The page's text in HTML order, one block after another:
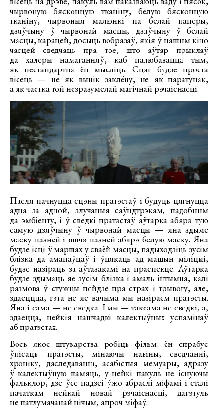
чырвоную бясконцую тканіну, белую бясконцую
тканіну, чырвоныя малюнкі па белай паперы,
дзяўчыну ў чырвонай масцы, дзяўчыну ў белай
масцы, карацей, досыць вобразаў, якія ў нашым кіно
часцей сведчаць пра тое, што аўтар прыклаў
да халеры намаганняў, каб палюбавацца тым,
як нестандартна ён мысліць. Сцяг будзе проста
вісець — не як вынік заклёну, не як паратунак,
а як частка той незразумелай магічнай рэчаіснасці.
Пасля пачнуцца сцэны пратэстаў і будуць цягнуцца
адна за адной, злучаныя саўндтрэкам, падобным
да эмбіенту, і ў сведкі пратэстаў аўтарка абярэ тую
самую дзяўчыну ў чырвонай масцы — яна здыме
маску пазней і яшчэ пазней абярэ белую маску. Яна
будзе ісці ў маршах у сваёй масцы, падыходзіць зусім
блізка да амапаўцаў і ўцякаць ад машын міліцыі,
будзе назіраць за аўтазакамі на праспекце. Аўтарка
будзе здымаць яе зусім блізка і амаль інтымна, калі
размова ў стужцы пойдзе пра страх і трывогу, але,
здаеццца, гэта не яе вачыма мы назіраем пратэсты.
Яна і сама — не сведка. І мы — таксама не сведкі, а,
здаецца, нейкія нашчадкі калектыўных успамінаў
аб пратэстах.
Вось якое штукарства робіць фільм: ён спрабуе
ўпісаць пратэсты, мінаючы навіны, сведчанні,
хроніку, даследаванні, асабістыя мемуары, адразу
ў калектыўную памяць, у нейкі пакуль не існуючы
фальклор, дзе ўсе падзеі ўжо абраслі міфамі і сталі
пачаткам нейкай новай рэчаіснасці, дагэтуль
не патлумачанай нічым, апроч міфаў.